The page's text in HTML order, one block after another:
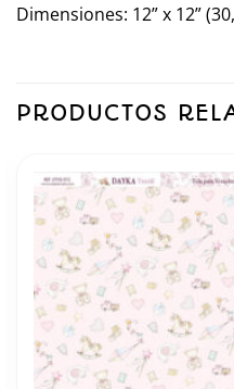
Dimensiones: 12” x 12”
PRODUCTOS